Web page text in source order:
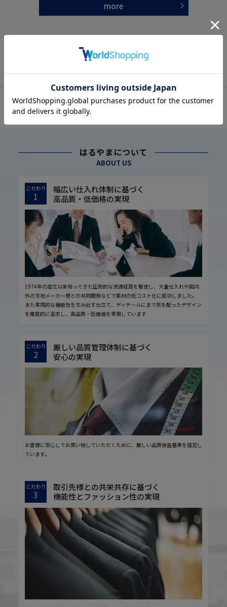
more
OFFICIAL SNS
はるやまについて
ABOUT US
こだわり
1
幅広い仕入れ体制に基づく
高品質・低価格の実現
1974年の設立以来培ってきた圧倒的な流通経路を駆使し、大量仕入れや国内
外の生地メーカー様との共同開発などで素材の低コスト化に成功しました。
また実用的な機能性を生み出す仕立て、ディテールにまで気を配ったデザイン
を徹底的に追求し、高品質・低価格を実現しています
こだわり
2
厳しい品質管理体制に基づく
安心の実現
お客様に安心してお買い物していただくために、厳しい品質検査基準を設定し
ています。
こだわり
3
取引先様との共栄共存に基づく
機能性とファッション性の実現